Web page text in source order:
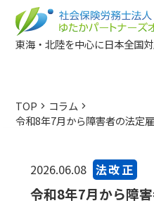
東海・北陸を中心に日本全国
TOP chevron_right コラム chevron_right
令和8年7月から障害者の法定
2026.06.08 法改正
令和8年7月から障